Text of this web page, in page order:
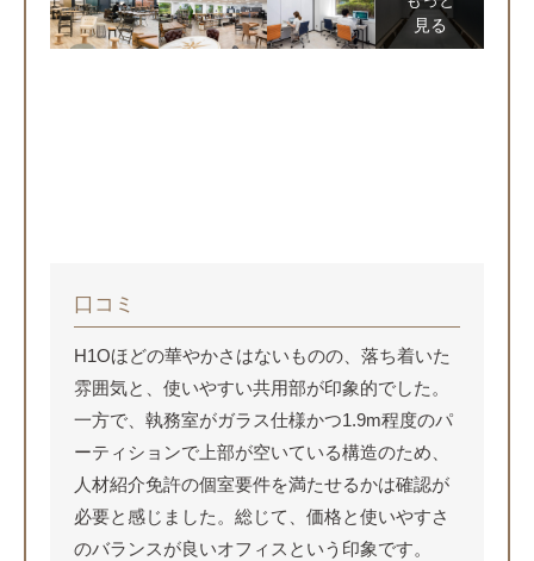
見る
口コミ
H1Oほどの華やかさはないものの、落ち着いた
雰囲気と、使いやすい共用部が印象的でした。
一方で、執務室がガラス仕様かつ1.9m程度のパ
ーティションで上部が空いている構造のため、
人材紹介免許の個室要件を満たせるかは確認が
必要と感じました。総じて、価格と使いやすさ
のバランスが良いオフィスという印象です。